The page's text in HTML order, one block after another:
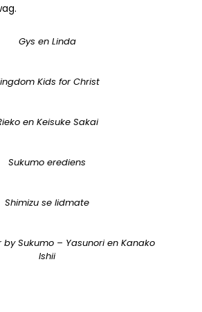
Gys en Linda
Kids for Christ
en Keisuke Sakai
Sukumo erediens
Shimizu se lidmate
Sukumo – Yasunori en Kanako
Ishii